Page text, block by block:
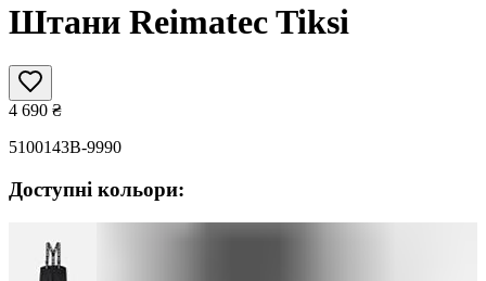
Штани Reimatec Tiksi
4 690 ₴
5100143B-9990
Доступні кольори: